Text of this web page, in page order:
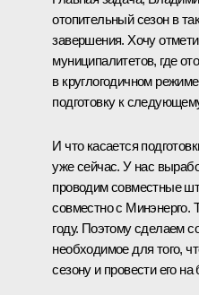
отопительный сезон в
завершения. Хочу
муниципалитетов, где
в круглогодичном
подготовку к
И что касается
уже сейчас. У нас
проводим совместные
совместно с Минэнерго.
году. Поэтому сделаем
необходимое для того,
сезону и провести его